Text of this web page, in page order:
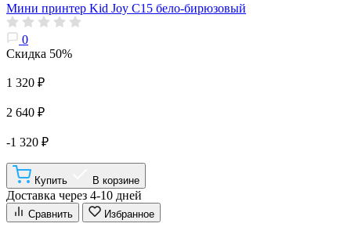
Мини принтер Kid Joy C15 бело-бирюзовый
0
Скидка 50%
1 320 ₽
2 640 ₽
-1 320 ₽
Купить В корзине
Доставка через 4-10 дней
Сравнить Избранное